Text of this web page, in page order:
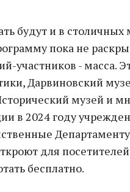
будут и в столичных
пока не
участников - масса.
Дарвиновский
музей и
в 2024 году
для
бесплатно.